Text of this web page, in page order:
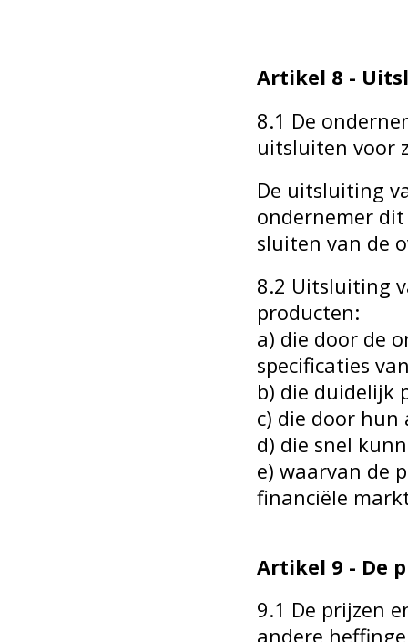
Artikel 8 -
8.1 De
uitsluiten voor
De uitsluiting
ondernemer
sluiten van de
8.2 Uitsluiting
producten:
a) die door de
specificaties
b) die duidelijk
c) die door
d) die snel
e) waarvan de
financiële
Artikel 9 - De
9.1 De prijzen
andere